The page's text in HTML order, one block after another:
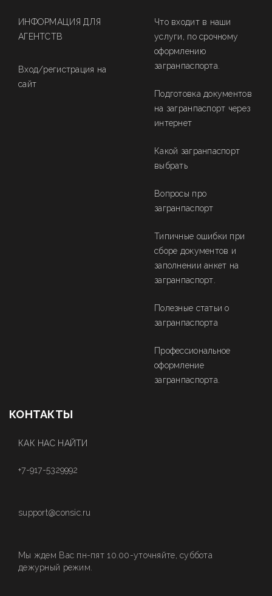
ИНФОРМАЦИЯ ДЛЯ
АГЕНТСТВ
Вход/регистрация на
сайт
Что входит в наши
услуги, по срочному
оформлению
загранпаспорта.
Подготовка документов
на загранпаспорт через
интернет
Какой загранпаспорт
выбрать
Вопросы про
загранпаспорт
Типичные ошибки при
сборе документов и
заполнении анкет на
загранпаспорт.
Полезные статьи о
загранпаспорта
Профессиональное
оформление
загранпаспорта.
КОНТАКТЫ
КАК НАС НАЙТИ
+7-917-5329992
support@consic.ru
Мы ждем Вас пн-пят 10.00-уточняйте, суббота
дежурный режим.